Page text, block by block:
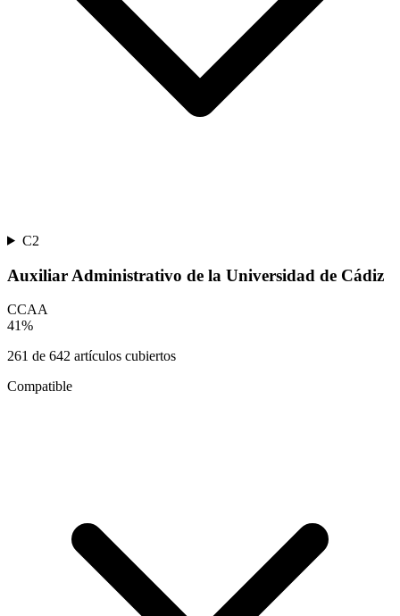
C2
Auxiliar Administrativo de la Universidad de Cádiz
CCAA
41%
261 de 642 artículos cubiertos
Compatible